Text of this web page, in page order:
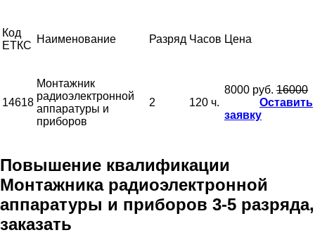
Код
ЕТКС
Наименование Разряд Часов Цена
14618
Монтажник
радиоэлектронной
аппаратуры и
приборов
2 120 ч.
8000 руб. 16000
Оставить
заявку
Повышение квалификации
Монтажника радиоэлектронной
аппаратуры и приборов 3-5 разряда,
заказать